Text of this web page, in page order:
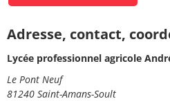
Adresse, contact,
Lycée professionnel agricole
Le Pont Neuf
81240 Saint-Amans-Soult